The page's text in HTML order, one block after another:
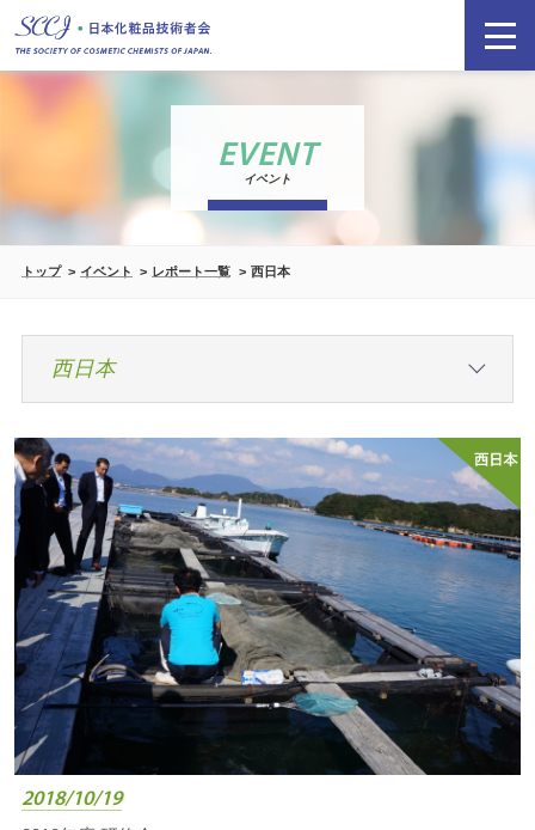
EVENT
イベント
トップ イベント レポート一覧 西日本
2018/10/19